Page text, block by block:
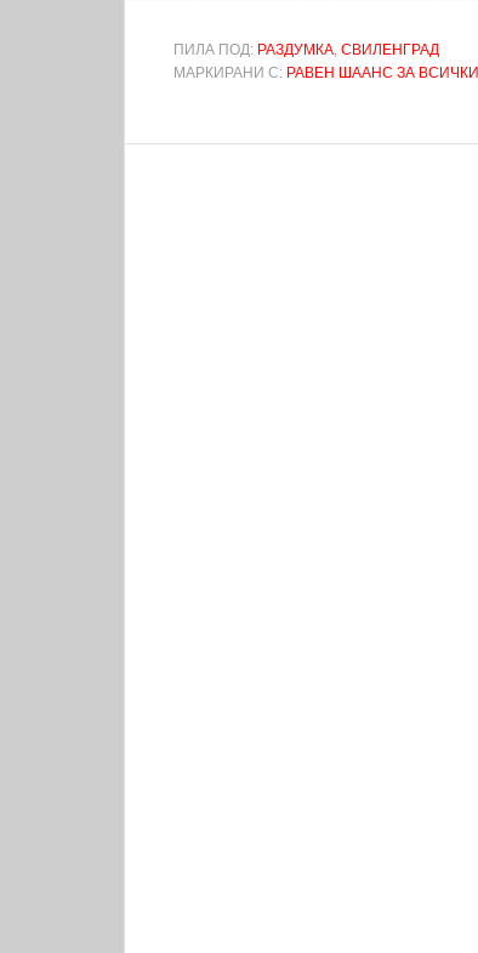
ПИЛА ПОД: РАЗДУМКА, СВИЛЕНГРАД
МАРКИРАНИ С: РАВЕН ШААНС ЗА ВСИЧКИ